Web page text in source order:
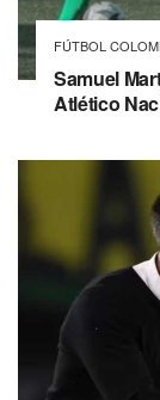
FÚTBOL
Samuel
Atlético